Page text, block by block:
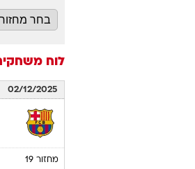
לוח
02/12/2025
מחזור 19